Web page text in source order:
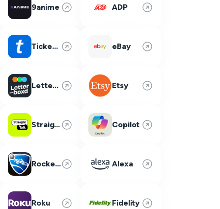
9anime ADP
Ticketmaster eBay
Letterboxd Etsy
Straight Talk Copilot
Rocket League Alexa
Roku Fidelity